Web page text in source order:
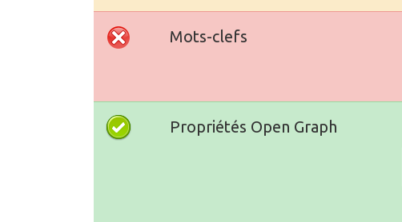
Mots-clefs
Propriétés Open Graph